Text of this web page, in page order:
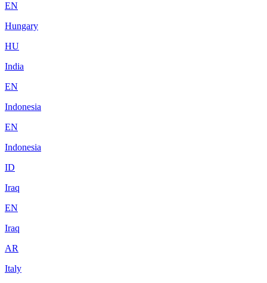
EN
Hungary
HU
India
EN
Indonesia
EN
Indonesia
ID
Iraq
EN
Iraq
AR
Italy